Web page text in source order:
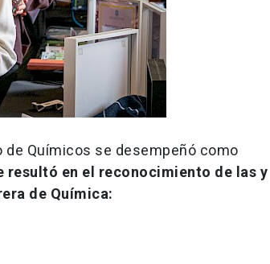
de Químicos se desempeñó como
resultó en el reconocimiento de las y
de Química: